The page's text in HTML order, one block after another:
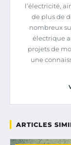
l’électricité,
de plus de
nombreux
électrique
projets de
une
ARTICLES